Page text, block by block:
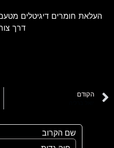
העלאת חומרים דיגיטלים
דרך
הקודם